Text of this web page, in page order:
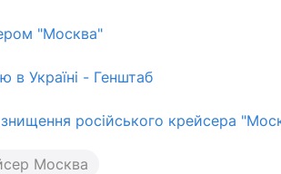
"Москва"
в Україні - Генштаб
російського крейсера
Москва